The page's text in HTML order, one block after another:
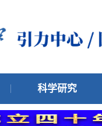
科学研究